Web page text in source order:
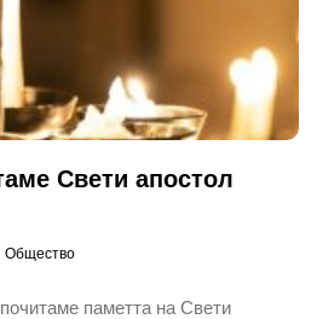
Свети апостол
Общество
паметта на Свети